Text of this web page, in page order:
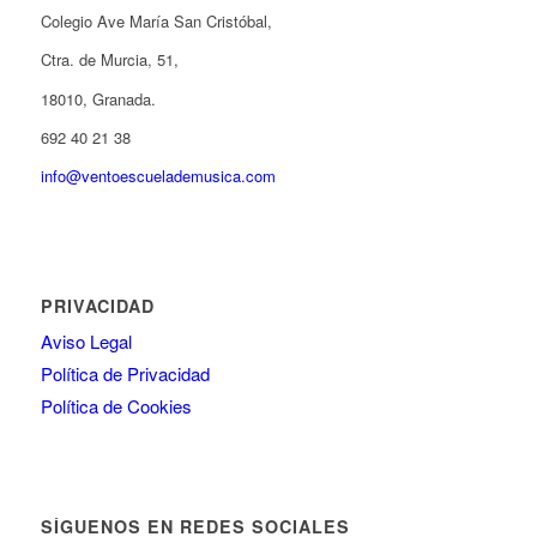
Colegio Ave María San Cristóbal,
Ctra. de Murcia, 51,
18010, Granada.
692 40 21 38
info@ventoescuelademusica.com
PRIVACIDAD
Aviso Legal
Política de Privacidad
Política de Cookies
SÍGUENOS EN REDES SOCIALES